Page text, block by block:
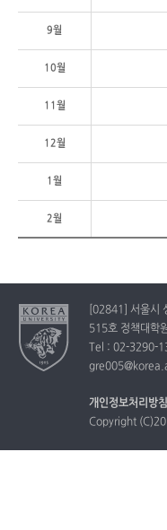
9월
10월
11월
12월
1월
2월
[02841] 서울시
515호 정책대학
Tel : 02-3290-
개인정보처리방침
Copyright